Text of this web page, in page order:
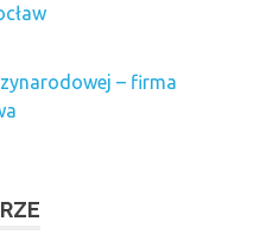
– firma